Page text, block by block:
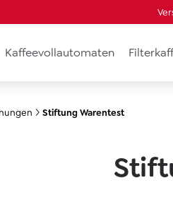
Kaffeevollautomaten
Stiftung Warentest